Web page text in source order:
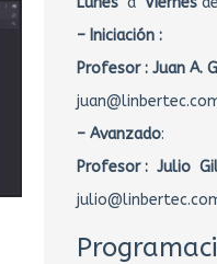
– Iniciación :
Profesor : Juan A.
– Avanzado:
Profesor : Julio